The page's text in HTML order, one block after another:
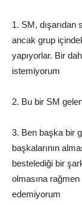
1. SM, dışarıdan
ancak grup
yapıyorlar. Bir
istemiyorum
2. Bu bir SM
3. Ben başka bir
başkalarının
bestelediği bir
olmasına
edemiyorum